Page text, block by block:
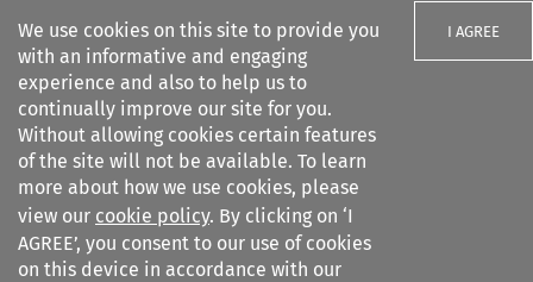
We use cookies on this site to provide you
with an informative and engaging
experience and also to help us to
continually improve our site for you.
Without allowing cookies certain features
of the site will not be available. To learn
more about how we use cookies, please
view our cookie policy. By clicking on ‘I
AGREE’, you consent to our use of cookies
on this device in accordance with our
I AGREE
Search filters
Revue de
l%E2%80%99arbitrage